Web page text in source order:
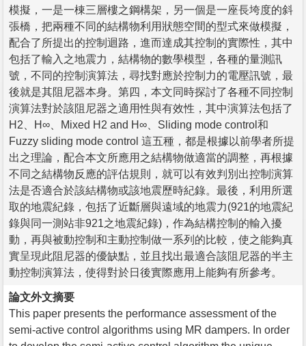
模擬，一是一棟三層樓之鋼構架，另一個是一座長垮度的斜
張橋，把兩種不同的結構物利用狀態空間的型式來做模擬，
配合了所提出的控制迴路，進而達成其控制的實際性，其中
包括了輸入之地震力，結構物的數學模型，各種的量測訊
號，不同的控制演算法，尋找對應於控制力的電壓訊號，最
後就是其阻尼器本身。第四，本文同時探討了各種不同控制
演算法對於該阻尼器之適用性與有效性，其中演算法包括了
H2、H∞、Mixed H2 and H∞、Sliding mode control和
Fuzzy sliding mode control 這五種，都是根據以前學者所提
出之理論，配合本文所應用之結構物做適當的調整，再根據
不同之結構物反應的評估規則，就可以有效判別出控制演算
法是否適合於該結構物或該地震歷時紀錄。最後，利用所選
取的地震紀錄，包括了近斷層與遠域的地震力(921的地震紀
錄與同一測站非921之地震紀錄)，作為結構控制的輸入擾
動，再與被動控制和主動控制做一系列的比較，使之能夠真
實呈現此阻尼器的優缺點，並且找出最適合該阻尼器的半主
動控制演算法，使得對於日後實際應用上能夠有所參考。
論文外文摘要
This paper presents the performance assessment of the
semi-active control algorithms using MR dampers. In order